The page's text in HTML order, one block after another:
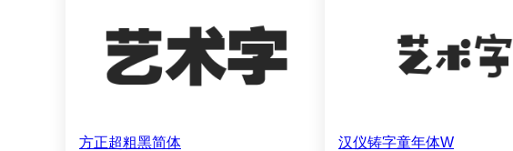
方正超粗黑简体 汉仪铸字童年体W